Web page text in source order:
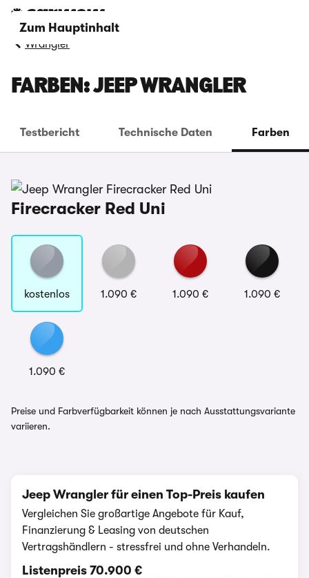
Zum Hauptinhalt
Wrangler
FARBEN: JEEP WRANGLER
Testbericht Technische Daten Farben
Firecracker Red Uni
kostenlos 1.090 € 1.090 € 1.090 €
1.090 €
Preise und Farbverfügbarkeit können je nach Ausstattungsvariante
variieren.
Jeep Wrangler für einen Top-Preis kaufen
Vergleichen Sie großartige Angebote für Kauf,
Finanzierung & Leasing von deutschen
Vertragshändlern - stressfrei und ohne Verhandeln.
Listenpreis 70.900 €